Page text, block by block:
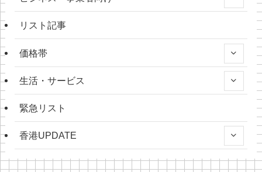
リスト記事
価格帯
生活・サービス
緊急リスト
香港UPDATE